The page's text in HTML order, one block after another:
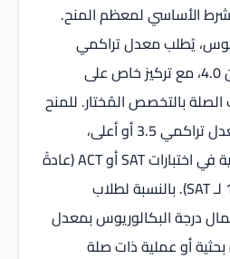
الأساسي لمعظم المنح.
يُطلب معدل تراكمي
(GPA) لا يقل عن 3.0 من 4.0، مع تركيز خاص على
الصلة بالتخصص المُختار. للمنح
الاستحقاقية، يُفضل معدل تراكمي 3.5 أو أعلى،
بالإضافة إلى درجات قوية في اختبارات SAT أو ACT (عادةً
ما تكون أعلى من 1200 لـ SAT). بالنسبة لطلاب
درجة البكالوريوس بمعدل
مع خبرة بحثية أو عملية ذات صلة